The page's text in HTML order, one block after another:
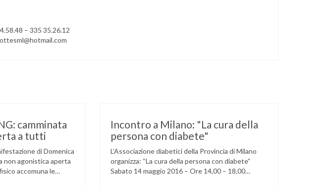
– 335 35.26.12
camminata
a tutti
di Domenica
non agonistica aperta
accomuna le
Incontro a Milano: "La cura della
persona con diabete"
L’Associazione diabetici della Provincia di Milano
organizza: “La cura della persona con diabete”
Sabato 14 maggio 2016 – Ore 14,00 – 18,00